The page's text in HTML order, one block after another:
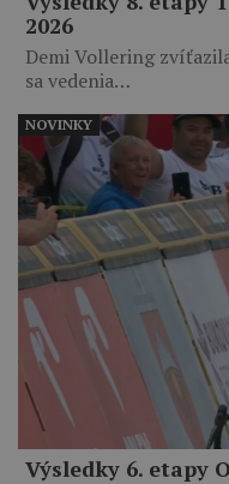
2026
Demi Vollering
sa vedenia…
Výsledky 6. etapy
NOVINKY